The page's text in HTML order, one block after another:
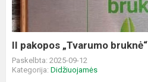
II pakopos „Tvarumo bruknė“
Paskelbta: 2025-09-12
Kategorija: Didžiuojamės